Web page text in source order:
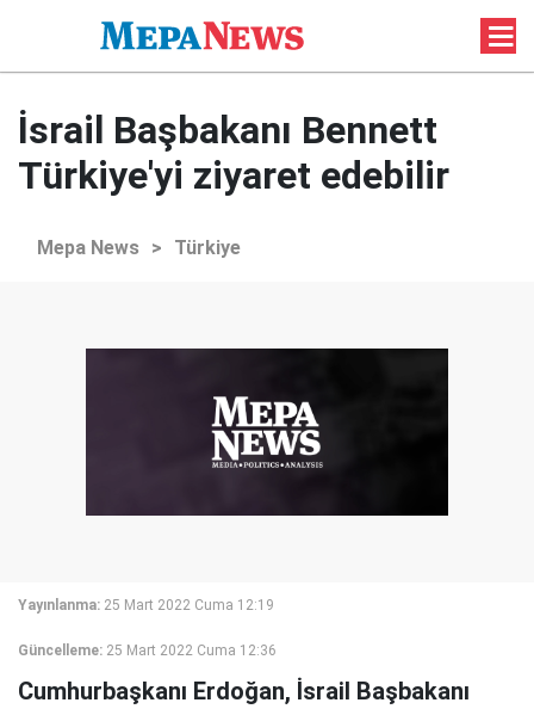
İsrail Başbakanı Bennett
Türkiye'yi ziyaret edebilir
Mepa News > Türkiye
Yayınlanma: 25 Mart 2022 Cuma 12:19
Güncelleme: 25 Mart 2022 Cuma 12:36
Cumhurbaşkanı Erdoğan, İsrail Başbakanı